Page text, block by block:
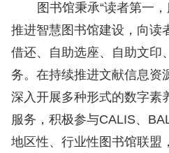
图书馆秉承“读者第一
推进智慧图书馆建设，向读
借还、自助选座、自助文印
务。在持续推进文献信息资
深入开展多种形式的数字素
服务，积极参与CALIS、
地区性、行业性图书馆联盟